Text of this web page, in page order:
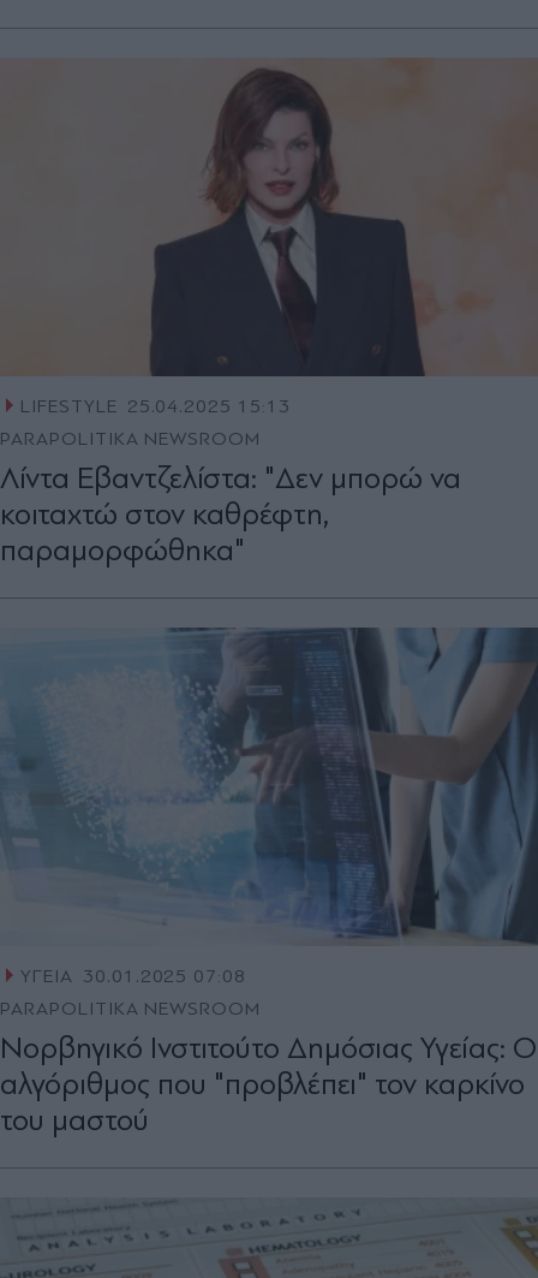
LIFESTYLE 25.04.2025 15:13
PARAPOLITIKA NEWSROOM
Λίντα Εβαντζελίστα: "Δεν μπορώ να
κοιταχτώ στον καθρέφτη,
παραμορφώθηκα"
ΥΓΕΙΑ 30.01.2025 07:08
PARAPOLITIKA NEWSROOM
Νορβηγικό Ινστιτούτο Δημόσιας Υγείας: Ο
αλγόριθμος που "προβλέπει" τον καρκίνο
του μαστού